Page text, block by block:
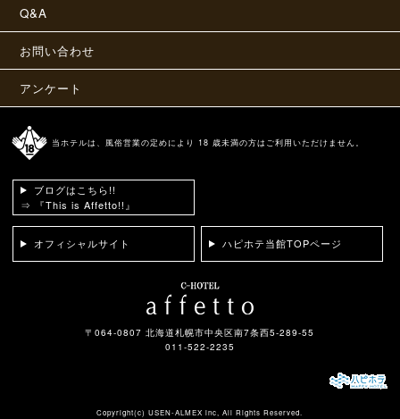
Q&A
お問い合わせ
アンケート
当ホテルは、風俗営業の定めにより 18 歳未満の方はご利用いただけません。
ブログはこちら!!
⇒ 『This is Affetto!!』
オフィシャルサイト ハピホテ当館TOPページ
〒064-0807 北海道札幌市中央区南7条西5-289-55
011-522-2235
Copyright(c)USEN-ALMEX inc, All Rights Reserved.